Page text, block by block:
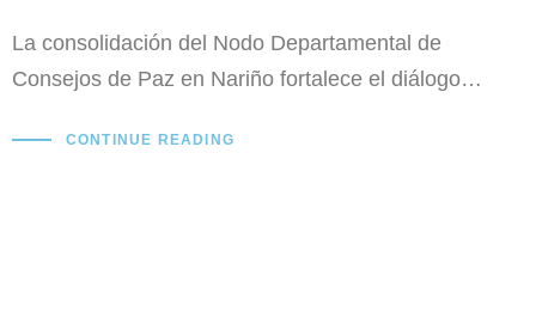
La consolidación del Nodo Departamental de
Consejos de Paz en Nariño fortalece el diálogo…
CONTINUE READING